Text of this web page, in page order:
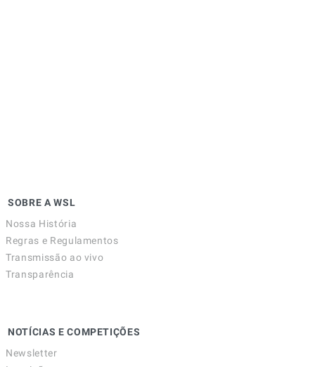
SOBRE A WSL
Nossa História
Regras e Regulamentos
Transmissão ao vivo
Transparência
NOTÍCIAS E COMPETIÇÕES
Newsletter